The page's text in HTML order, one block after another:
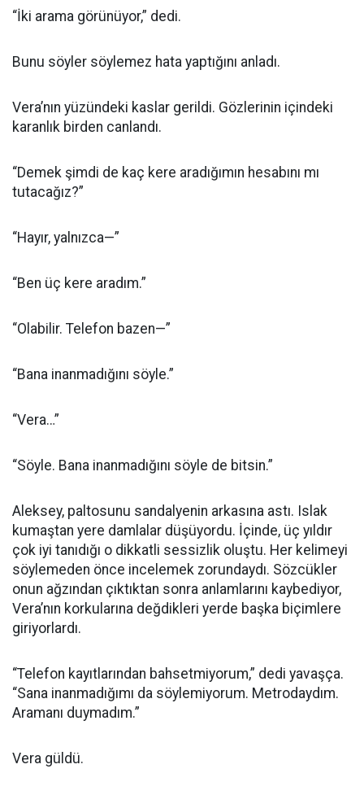
“İki arama görünüyor,” dedi.
Bunu söyler söylemez hata yaptığını anladı.
Vera’nın yüzündeki kaslar gerildi. Gözlerinin içindeki
karanlık birden canlandı.
“Demek şimdi de kaç kere aradığımın hesabını mı
tutacağız?”
“Hayır, yalnızca—”
“Ben üç kere aradım.”
“Olabilir. Telefon bazen—”
“Bana inanmadığını söyle.”
“Vera…”
“Söyle. Bana inanmadığını söyle de bitsin.”
Aleksey, paltosunu sandalyenin arkasına astı. Islak
kumaştan yere damlalar düşüyordu. İçinde, üç yıldır
çok iyi tanıdığı o dikkatli sessizlik oluştu. Her kelimeyi
söylemeden önce incelemek zorundaydı. Sözcükler
onun ağzından çıktıktan sonra anlamlarını kaybediyor,
Vera’nın korkularına değdikleri yerde başka biçimlere
giriyorlardı.
“Telefon kayıtlarından bahsetmiyorum,” dedi yavaşça.
“Sana inanmadığımı da söylemiyorum. Metrodaydım.
Aramanı duymadım.”
Vera güldü.